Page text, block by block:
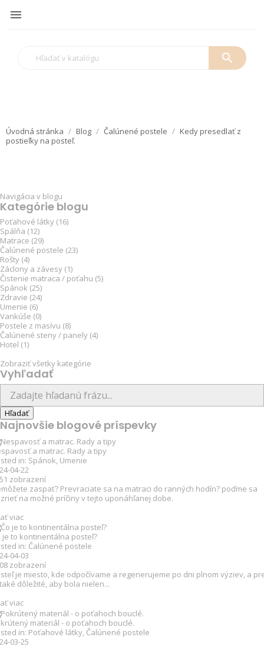

search
Úvodná stránka Blog Čalúnené postele
Kedy presedlať z
postieľky na posteľ.
Navigácia v blogu
Kategórie blogu
Poťahové látky (16)
Spálňa (12)
Matrace (29)
Čalúnené postele (23)
Rošty (4)
Záclony a závesy (1)
Čistenie matraca / poťahu (5)
Spánok (25)
Zdravie (24)
Umenie (6)
Vankúše (0)
Postele z masívu (8)
Čalúnené steny / panely (4)
Hotel (1)
Zobraziť všetky kategórie
Vyhľadať
Najnovšie blogové príspevky
a matrac. Rady a tipy
in: Spánok Umenie
04-22
zobrazení
zaspať? Prevraciate sa na matraci do ranných hodín? poďme sa
na možné príčiny v tejto uponáhľanej dobe.
viac
je to kontinentálna posteľ?
in: Čalúnené postele
04-03
zobrazení
je miesto, kde odpočívame a regenerujeme po dni plnom výziev, a
dôležité, aby bola nielen...
viac
materiál - o poťahoch bouclé.
in: Poťahové látky Čalúnené postele
03-25